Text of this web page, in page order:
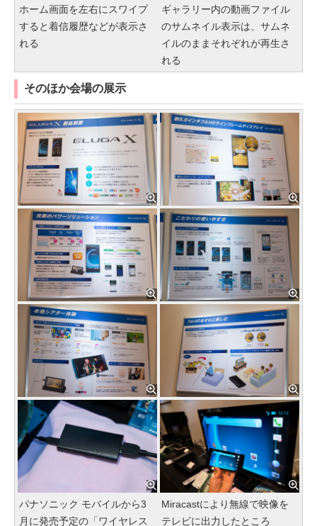
ホーム画面を左右にスワイプ
すると着信履歴などが表示さ
れる
ギャラリー内の動画ファイル
のサムネイル表示は、サムネ
イルのままそれぞれが再生さ
れる
そのほか会場の展示
パナソニック モバイルから3
月に発売予定の「ワイヤレス
Miracastにより無線で映像を
テレビに出力したところ